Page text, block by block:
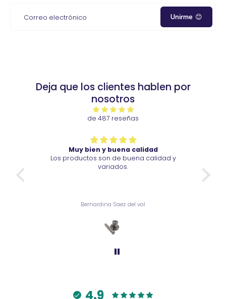
Correo electrónico Unirme 😊
Deja que los clientes hablen por
nosotros
de 487 reseñas
Muy bien y buena calidad
Los productos son de buena calidad y
variados.
Bernardina Saez del val
4.9